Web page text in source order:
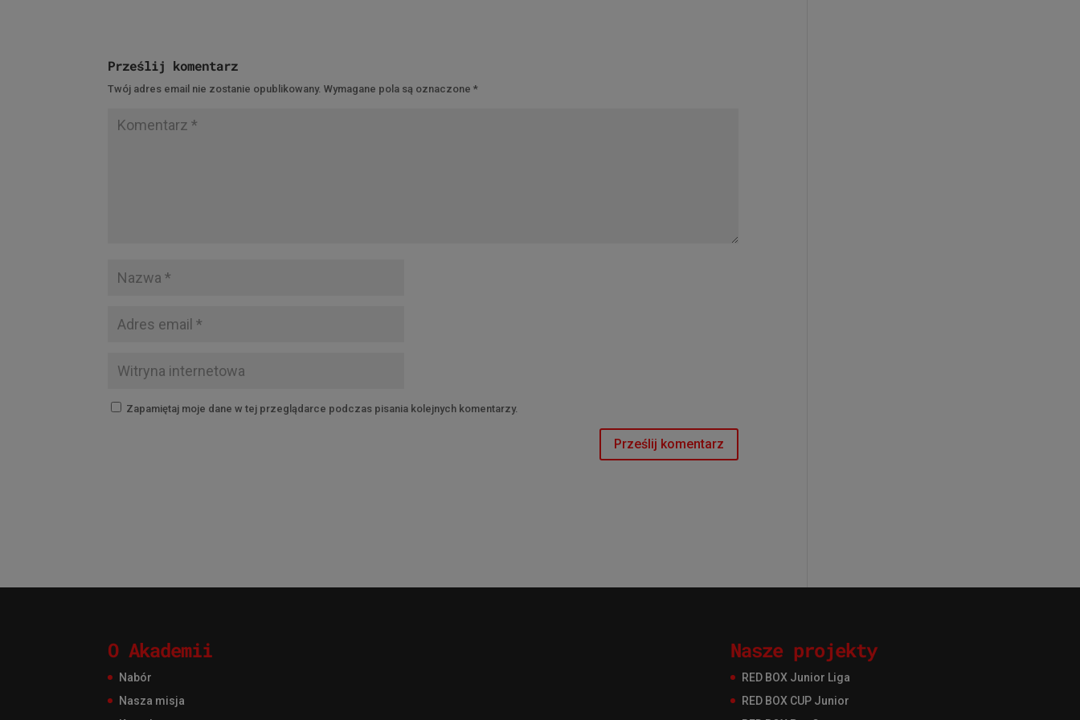
Prześlij komentarz
Twój adres email nie zostanie opublikowany. Wymagane pola są oznaczone*
Zapamiętaj moje dane w tej przeglądarce podczas pisania kolejnych komentarzy.
O Akademii
Nabór
Nasza misja
Nasze projekty
RED BOX Junior Liga
RED BOX CUP Junior